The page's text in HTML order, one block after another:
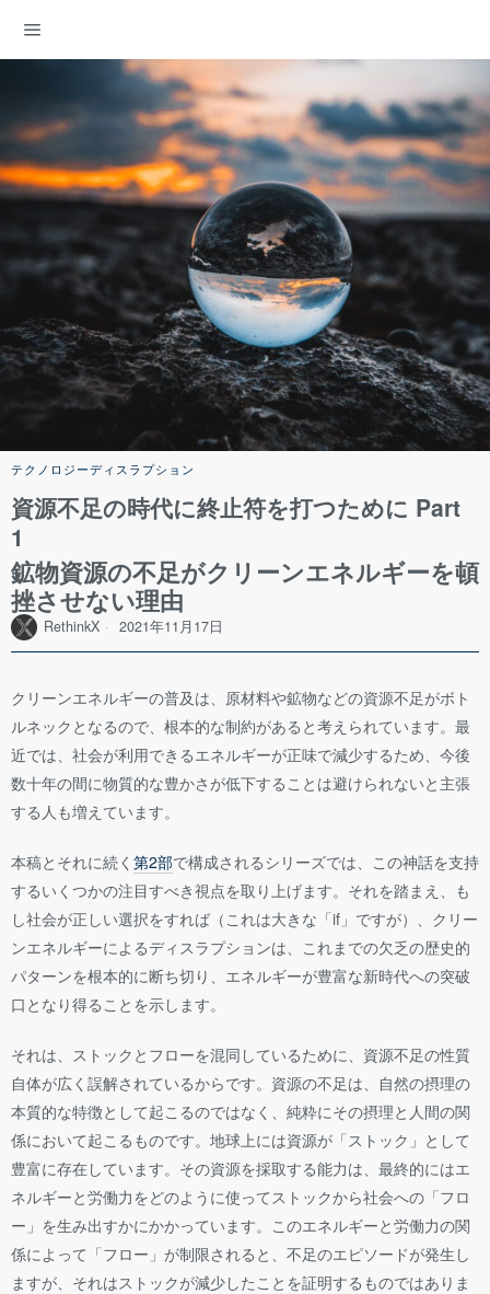
テクノロジーディスラプション
資源不足の時代に終止符を打つために Part
1
鉱物資源の不足がクリーンエネルギーを頓
挫させない理由
RethinkX 2021年11月17日
クリーンエネルギーの普及は、原材料や鉱物などの資源不足がボト
ルネックとなるので、根本的な制約があると考えられています。最
近では、社会が利用できるエネルギーが正味で減少するため、今後
数十年の間に物質的な豊かさが低下することは避けられないと主張
する人も増えています。
本稿とそれに続く 第2部で構成されるシリーズでは、この神話を支持
するいくつかの注目すべき視点を取り上げます。それを踏まえ、も
し社会が正しい選択をすれば（これは大きな「if」ですが）、クリー
ンエネルギーによるディスラプションは、これまでの欠乏の歴史的
パターンを根本的に断ち切り、エネルギーが豊富な新時代への突破
口となり得ることを示します。
それは、ストックとフローを混同しているために、資源不足の性質
自体が広く誤解されているからです。資源の不足は、自然の摂理の
本質的な特徴として起こるのではなく、純粋にその摂理と人間の関
係において起こるものです。地球上には資源が「ストック」として
豊富に存在しています。その資源を採取する能力は、最終的にはエ
ネルギーと労働力をどのように使ってストックから社会への「フロ
ー」を生み出すかにかかっています。このエネルギーと労働力の関
係によって「フロー」が制限されると、不足のエピソードが発生し
ますが、それはストックが減少したことを証明するものではありま